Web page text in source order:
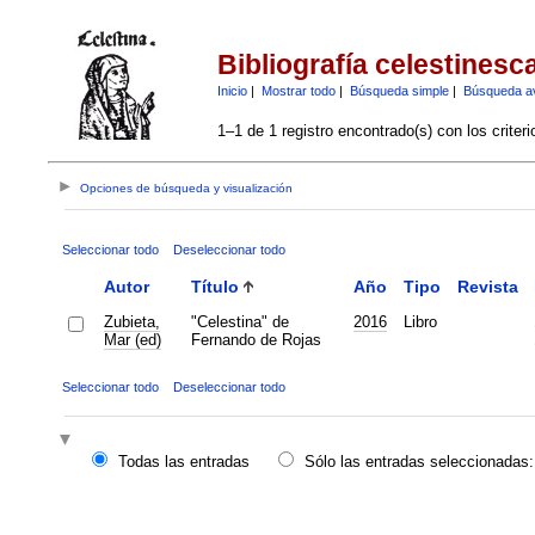
Bibliografía
Inicio| Mostrar todo| Búsqueda simple| Búsqueda
1–1 de 1 registro encontrado(s) con los
Opciones de búsqueda y visualización
Seleccionar todo Deseleccionar todo
Autor Título Año Tipo Revista
Zubieta,
Mar (ed)
"Celestina" de
Fernando de Rojas
2016 Libro
Seleccionar todo Deseleccionar todo
Todas las entradas
Sólo las entradas seleccionadas: